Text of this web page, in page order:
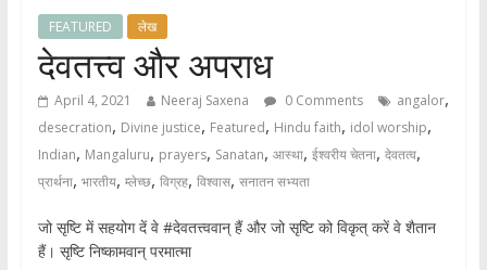
FEATURED लेख
देवतत्त्व और अपराध
April 4, 2021 Neeraj Saxena 0 Comments angalor,
desecration, Divine justice, Featured, Hindu faith, idol worship,
Indian, Mangaluru, prayers, Sanatan, आस्था, ईश्वरीय चेतना, देवतत्व,
प्रार्थना, भारतीय, म्लेच्छ, विग्रह, विश्वास, सनातन सभ्यता
जो सृष्टि में सहयोग दें वे #देवतत्त्ववान् हैं और जो सृष्टि को विकृत् करें वे शैतान
हैं। सृष्टि निष्कामवान् परमात्मा